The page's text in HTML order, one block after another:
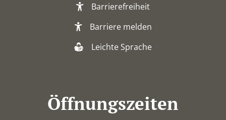
Barrierefreiheit
Barriere melden
Leichte Sprache
Öffnungszeiten